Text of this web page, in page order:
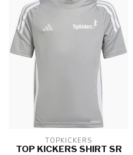
TOPKICKERS
TOP KICKERS SHIRT SR